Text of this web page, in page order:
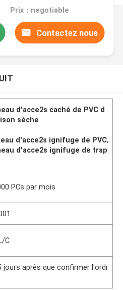
Prix：negotiable
Contactez nous
d'acce2s caché de PVC d
sèche
d'acce2s ignifuge de PVC,
d'acce2s ignifuge de trap
PCs par mois
C
jours après que confirmer l'ordr